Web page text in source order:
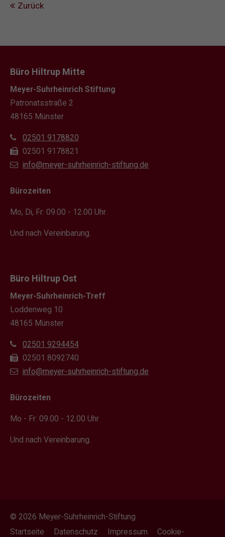
Zurück
Büro Hiltrup Mitte
Meyer-Suhrheinrich Stiftung
Patronatsstraße 2
48165 Münster
02501 9178820
02501 9178821
info@meyer-suhrheinrich-stiftung.de
Bürozeiten
Mo, Di, Fr: 09.00 - 12.00 Uhr
Und nach Vereinbarung.
Büro Hiltrup Ost
Meyer-Suhrheinrich-Treff
Loddenweg 10
48165 Münster
02501 9294454
02501 8092740
info@meyer-suhrheinrich-stiftung.de
Bürozeiten
Mo - Fr: 09.00 - 12.00 Uhr
Und nach Vereinbarung.
© 2026 Meyer-Suhrheinrich-Stiftung
Startseite
Datenschutz Impressum Cookie-